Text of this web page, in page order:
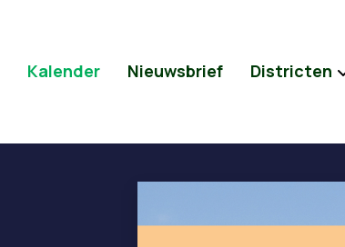
Kalender Nieuwsbrief Districten